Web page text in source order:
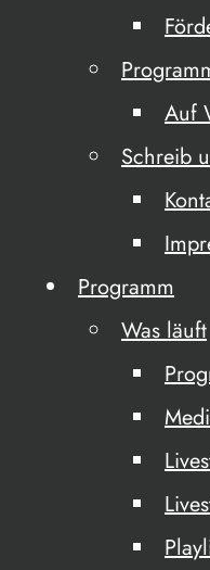
Auf
Schreib
Programm
Was läuft